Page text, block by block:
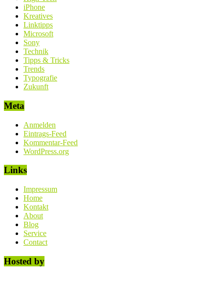
iPhone
Kreatives
Linktipps
Microsoft
Sony
Technik
Tipps & Tricks
Trends
Typografie
Zukunft
Meta
Anmelden
Eintrags-Feed
Kommentar-Feed
WordPress.org
Links
Impressum
Home
Kontakt
About
Blog
Service
Contact
Hosted by